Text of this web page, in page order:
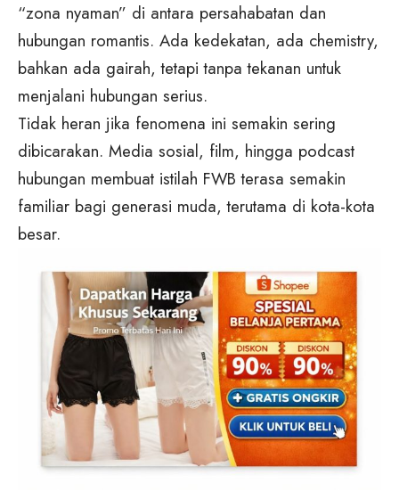
“zona nyaman” di antara persahabatan dan
hubungan romantis. Ada kedekatan, ada chemistry,
bahkan ada gairah, tetapi tanpa tekanan untuk
menjalani hubungan serius.
Tidak heran jika fenomena ini semakin sering
dibicarakan. Media sosial, film, hingga podcast
hubungan membuat istilah FWB terasa semakin
familiar bagi generasi muda, terutama di kota-kota
besar.